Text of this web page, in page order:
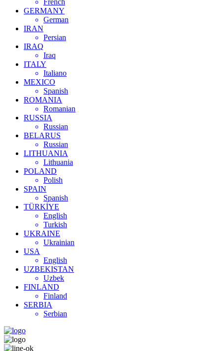
French
GERMANY
German
IRAN
Persian
IRAQ
Iraq
ITALY
Italiano
MEXICO
Spanish
ROMANIA
Romanian
RUSSIA
Russian
BELARUS
Russian
LITHUANIA
Lithuania
POLAND
Polish
SPAIN
Spanish
TÜRKİYE
English
Turkish
UKRAINE
Ukrainian
USA
English
UZBEKISTAN
Uzbek
FINLAND
Finland
SERBIA
Serbian